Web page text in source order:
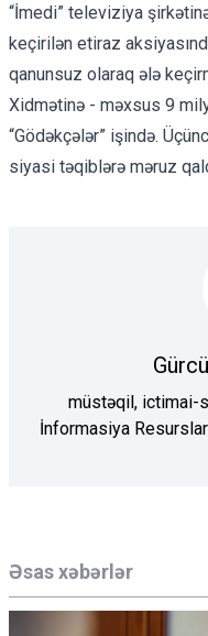
Əsas xəbərlər
“İmedi” televiziya
keçirilən etiraz
qanunsuz olaraq ələ
Xidmətinə - məxsus 9
“Gödəkçələr” işində.
siyasi təqiblərə məruz
müstəqil, ictimai-
İnformasiya